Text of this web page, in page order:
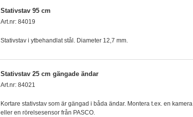
Stativstav 95 cm
Art.nr: 84019
Stativstav i ytbehandlat stål. Diameter 12,7 mm.
Stativstav 25 cm gängade ändar
Art.nr: 84021
Kortare stativstav som är gängad i båda ändar. Montera t.ex. en kamera
eller en rörelsesensor från PASCO.